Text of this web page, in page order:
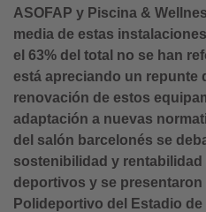
ASOFAP y Piscina &
media de estas
el 63% del total no se han
está apreciando un repunte
renovación de estos
adaptación a nuevas
del salón barcelonés se
sostenibilidad y
deportivos y se presentaron
Polideportivo del Estadio de